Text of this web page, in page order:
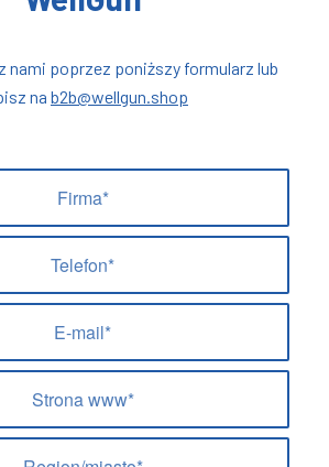
nami poprzez poniższy formularz lub
na b2b@wellgun.shop